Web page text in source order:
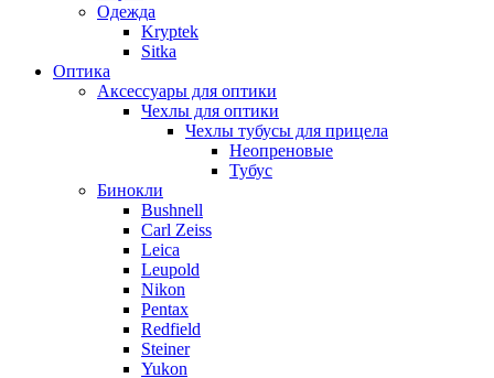
Одежда
Kryptek
Sitka
Оптика
Аксессуары для оптики
Чехлы для оптики
Чехлы тубусы для прицела
Неопреновые
Тубус
Бинокли
Bushnell
Carl Zeiss
Leica
Leupold
Nikon
Pentax
Redfield
Steiner
Yukon